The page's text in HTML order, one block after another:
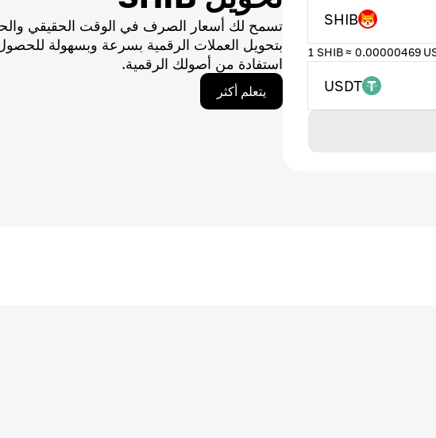
تسمح لك أسعار الصرف في الوقت الحقيقي
بتحويل العملات الرقمية بسرعة وبسهولة
استفادة من أصولك الرقمية.
يتعلم أكثر
SHIB
1 SHIB ≈ 0.00000469
USDT